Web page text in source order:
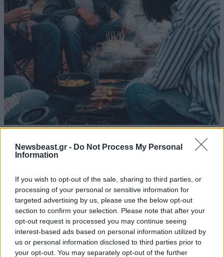
Newsbeast.gr - Do Not Process My Personal
Information
If you wish to opt-out of the sale, sharing to third parties, or
processing of your personal or sensitive information for
targeted advertising by us, please use the below opt-out
section to confirm your selection. Please note that after your
opt-out request is processed you may continue seeing
interest-based ads based on personal information utilized by
us or personal information disclosed to third parties prior to
your opt-out. You may separately opt-out of the further
Ογκολόγοι προειδοποιούν: Αυτές οι τροφές,
περνούν απαρατήρητες, αλλά καλό είναι να τις